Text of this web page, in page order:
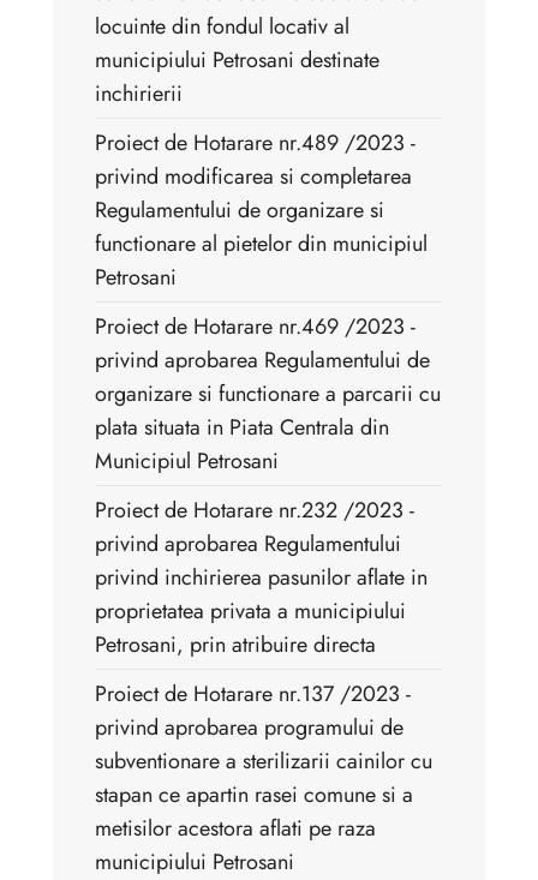
locuinte din fondul locativ al
municipiului Petrosani destinate
inchirierii
Proiect de Hotarare nr.489 /2023 -
privind modificarea si completarea
Regulamentului de organizare si
functionare al pietelor din municipiul
Petrosani
Proiect de Hotarare nr.469 /2023 -
privind aprobarea Regulamentului de
organizare si functionare a parcarii cu
plata situata in Piata Centrala din
Municipiul Petrosani
Proiect de Hotarare nr.232 /2023 -
privind aprobarea Regulamentului
privind inchirierea pasunilor aflate in
proprietatea privata a municipiului
Petrosani, prin atribuire directa
Proiect de Hotarare nr.137 /2023 -
privind aprobarea programului de
subventionare a sterilizarii cainilor cu
stapan ce apartin rasei comune si a
metisilor acestora aflati pe raza
municipiului Petrosani